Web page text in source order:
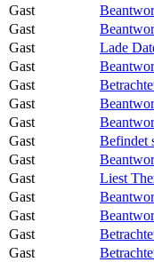
Gast
Gast
Gast
Lade
Gast
Gast
Gast
Gast
Gast
Befindet
Gast
Gast
Liest
Gast
Gast
Gast
Gast